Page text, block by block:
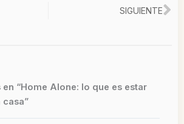
SIGUIENTE
“Home Alone: lo que es estar